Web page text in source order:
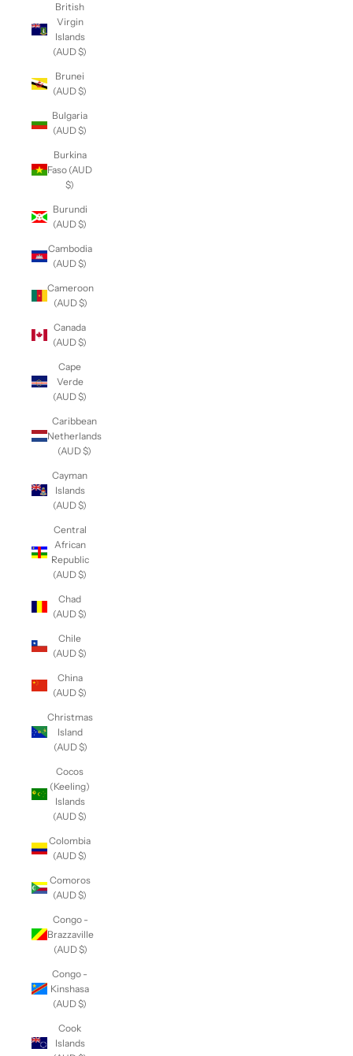
British
Virgin
Islands
(AUD $)
Brunei
(AUD $)
Bulgaria
(AUD $)
Burkina
Faso (AUD
$)
Burundi
(AUD $)
Cambodia
(AUD $)
Cameroon
(AUD $)
Canada
(AUD $)
Cape
Verde
(AUD $)
Caribbean
Netherlands
(AUD $)
Cayman
Islands
(AUD $)
Central
African
Republic
(AUD $)
Chad
(AUD $)
Chile
(AUD $)
China
(AUD $)
Christmas
Island
(AUD $)
Cocos
(Keeling)
Islands
(AUD $)
Colombia
(AUD $)
Comoros
(AUD $)
Congo -
Brazzaville
(AUD $)
Congo -
Kinshasa
(AUD $)
Cook
Islands